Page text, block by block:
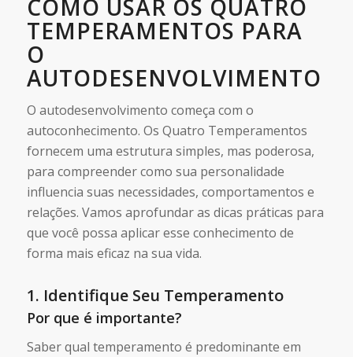
COMO USAR OS QUATRO
TEMPERAMENTOS PARA
O
AUTODESENVOLVIMENTO
O autodesenvolvimento começa com o
autoconhecimento. Os Quatro Temperamentos
fornecem uma estrutura simples, mas poderosa,
para compreender como sua personalidade
influencia suas necessidades, comportamentos e
relações. Vamos aprofundar as dicas práticas para
que você possa aplicar esse conhecimento de
forma mais eficaz na sua vida.
1. Identifique Seu Temperamento
Por que é importante?
Saber qual temperamento é predominante em